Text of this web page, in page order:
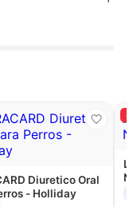
Diuretico Oral
- Holliday
-